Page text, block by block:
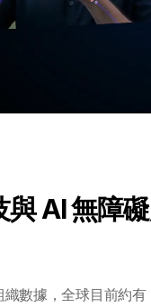
與 AI 無障
織數據，全球目前約